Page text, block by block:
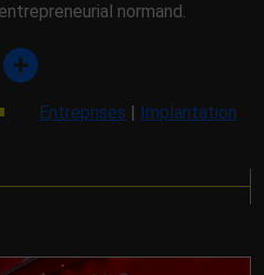
normand.
Entreprises | Implantation